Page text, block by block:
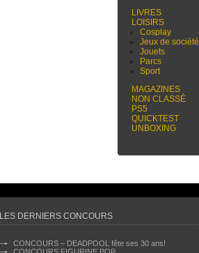
LIVRES
LOISIRS
Cosplay
Jeux de société
Jouets
Parcs
Sport
MAGAZINES
NON CLASSÉ
PS5
QUICKTEST
UNBOXING
LES DERNIERS CONCOURS
CONCOURS – DEADPOOL fête ses 30 ans!